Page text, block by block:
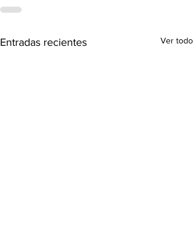
Entradas recientes Ver todo